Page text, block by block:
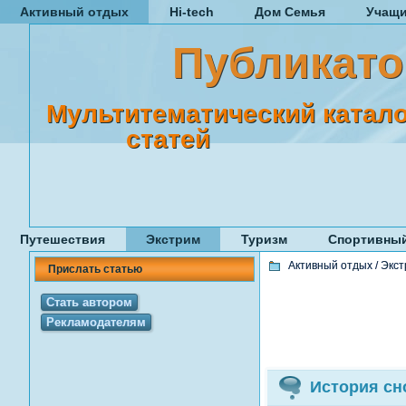
Активный отдых Hi-tech Дом Семья
Мультитематический
статей
Путешествия Экстрим Туризм
Прислать статью
Стать автором
Рекламодателям
Активный отдых /
История